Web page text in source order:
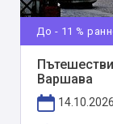
До - 11 %
Варшава
14.10.2026